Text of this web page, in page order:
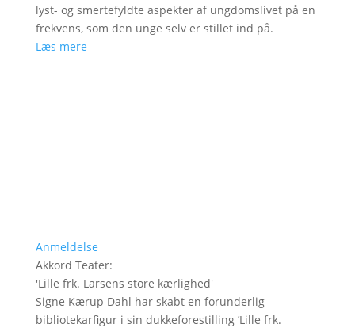
lyst- og smertefyldte aspekter af ungdomslivet på en
frekvens, som den unge selv er stillet ind på.
Læs mere
Anmeldelse
Akkord Teater:
'Lille frk. Larsens store kærlighed'
Signe Kærup Dahl har skabt en forunderlig
bibliotekarfigur i sin dukkeforestilling ’Lille frk.